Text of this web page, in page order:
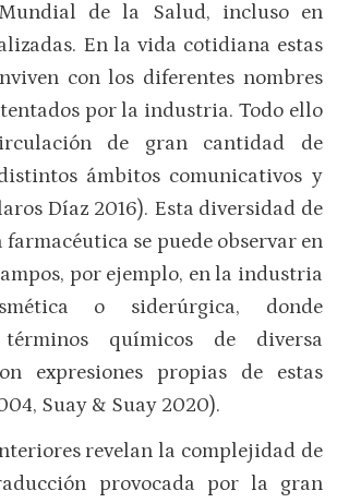
de la Salud, incluso en
En la vida cotidiana estas
con los diferentes nombres
por la industria. Todo ello
de gran cantidad de
ámbitos comunicativos y
Díaz 2016). Esta diversidad de
se puede observar en
por ejemplo, en la industria
o siderúrgica, donde
términos químicos de diversa
expresiones propias de estas
Suay & Suay 2020).
revelan la complejidad de
provocada por la gran